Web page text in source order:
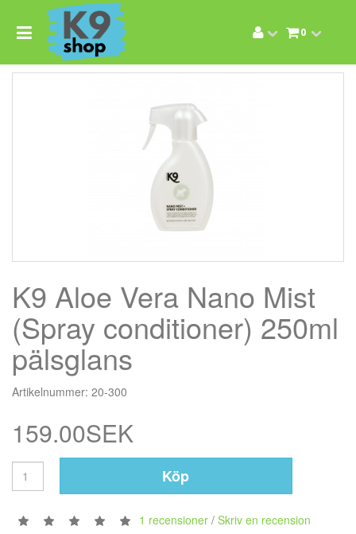
0
K9 Aloe Vera Nano Mist
(Spray conditioner) 250ml
pälsglans
Artikelnummer: 20-300
159.00SEK
Köp
1 recensioner / Skriv en recension